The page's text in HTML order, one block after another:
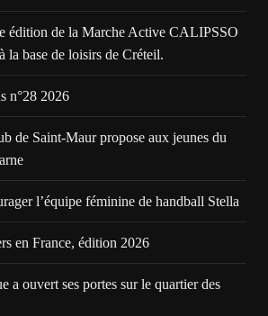
édition de la Marche Active CALIPSSO
la base de loisirs de Créteil.
n°28 2026
de Saint-Maur propose aux jeunes du
l’équipe féminine de handball Stella
en France, édition 2026
a ouvert ses portes sur le quartier des